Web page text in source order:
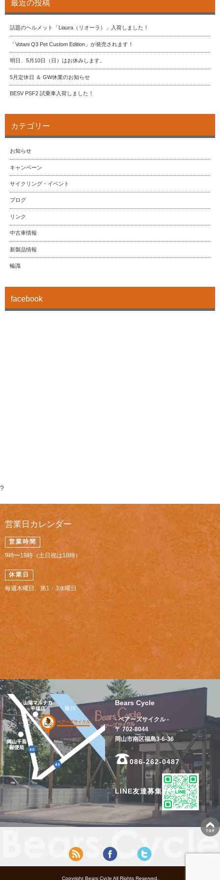
最近の投稿
話題のヘルメット「Liaura（リオーラ）」入荷しました！
「Votani Q3 Pet Custom Edition」が発売されます！
明日、5月10日（日）はお休みします。
5月定休日 ＆ GW休業のお知らせ
BESV PSF2 試乗車入荷しました！
カテゴリー
お知らせ
キャンペーン
サイクリング・イベント
ブログ
リンク
中古車情報
新製品情報
輪識
facebook
?
営業日カレンダー
営業時間
9時〜19時（土日祝は18時）
休業日
毎週木曜日、第1・3水曜日
Bears Cycle
- ベアーズサイクル -
〒 702-8044
岡山市南区福島3-6-36
086-262-0487
LINE友達募集
Copyright Bears Cycle All Rights Reserved.